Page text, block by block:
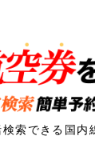
索できる国内